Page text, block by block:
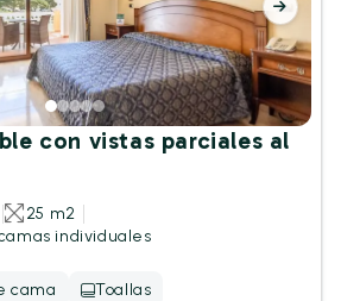
con vistas parciales al
25 m2
individuales
cama
Toallas